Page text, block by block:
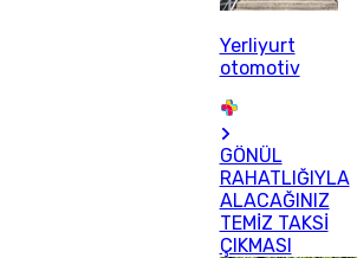
Yerliyurt
otomotiv
GÖNÜL
RAHATLIĞIYLA
ALACAĞINIZ
TEMİZ TAKSİ
ÇIKMASI